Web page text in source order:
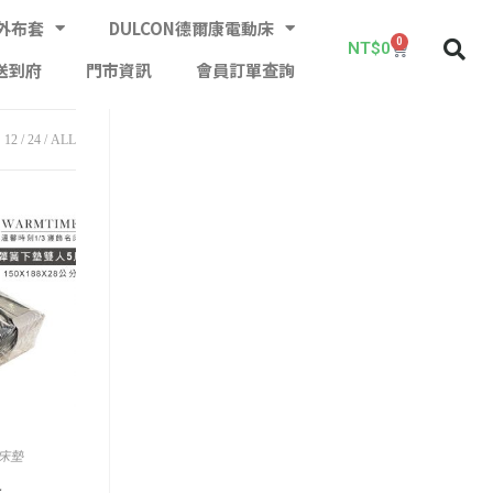
布套
DULCON德爾康電動床
到府
門市資訊 會員訂單查詢
NT$0 0
12 24 ALL
墊